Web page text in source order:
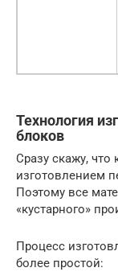
Технология
блоков
Сразу скажу,
изготовлением
Поэтому все
«кустарного»
Процесс
более простой: